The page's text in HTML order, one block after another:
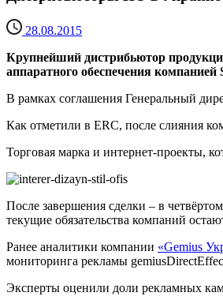
28.08.2015
Крупнейший дистрибьютор
аппаратного обеспечения
В рамках соглашения Генеральный
Как отметили в ERC, после слияния
Торговая марка и интернет-проекты,
После завершения сделки – в
текущие обязательства компаний
Ранее аналитики компании «Gemius
мониторинга рекламы
Эксперты оценили доли рекламных